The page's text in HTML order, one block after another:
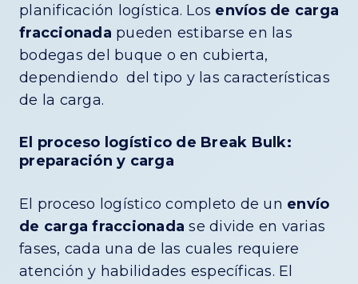
planificación logística. Los envíos de carga
fraccionada pueden estibarse en las
bodegas del buque o en cubierta,
dependiendo del tipo y las características
de la carga.
El proceso logístico de Break Bulk:
preparación y carga
El proceso logístico completo de un envío
de carga fraccionada se divide en varias
fases, cada una de las cuales requiere
atención y habilidades específicas. El